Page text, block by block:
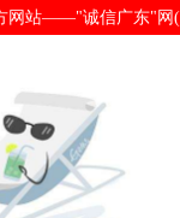
网站——"诚信广东"网
造血输氧”